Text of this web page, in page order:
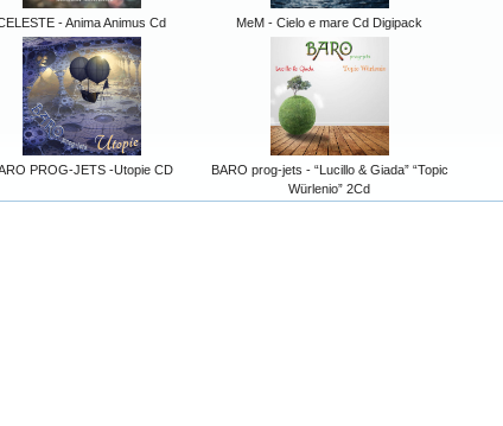
- Anima Animus Cd MeM - Cielo e mare Cd Digipack
PROG-JETS -Utopie CD
BARO prog-jets - “Lucillo & Giada” “Topic
Würlenio” 2Cd